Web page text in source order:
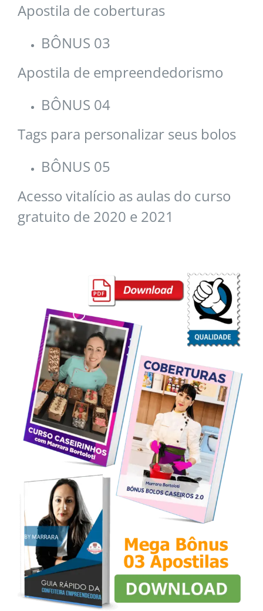
Apostila de coberturas
BÔNUS 03
Apostila de empreendedorismo
BÔNUS 04
Tags para personalizar seus bolos
BÔNUS 05
Acesso vitalício as aulas do curso
gratuito de 2020 e 2021